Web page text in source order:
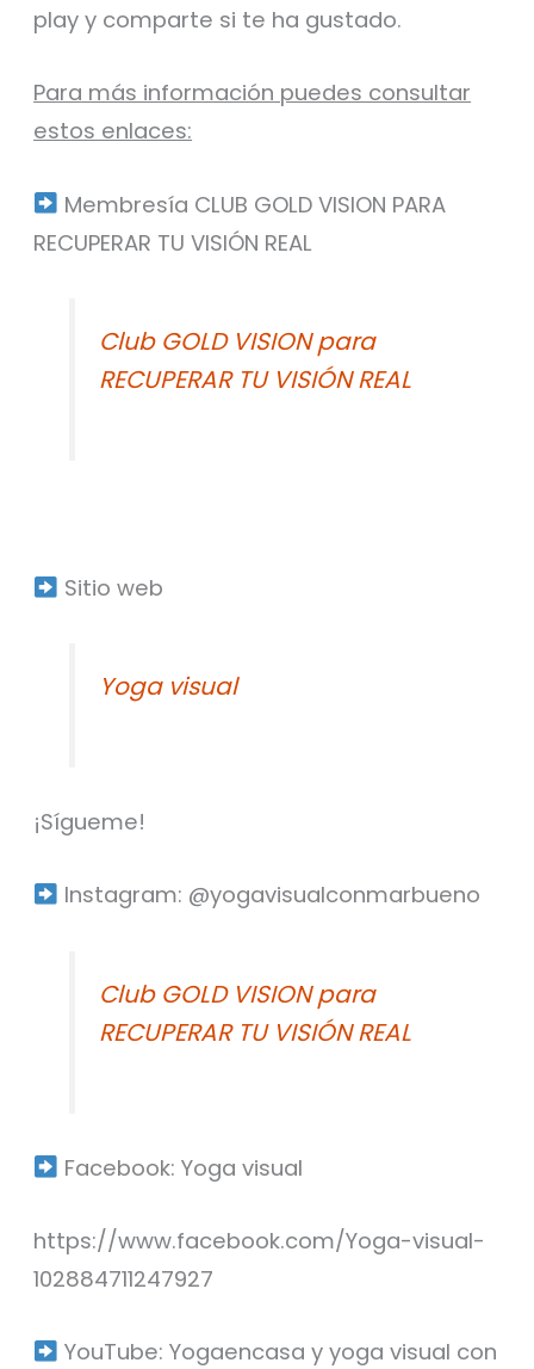
play y comparte si te ha gustado.
Para más información puedes consultar
estos enlaces:
Membresía CLUB GOLD VISION PARA
RECUPERAR TU VISIÓN REAL⁣
Club GOLD VISION para
RECUPERAR TU VISIÓN REAL
Sitio web⁣
Yoga visual
¡Sígueme!⁣
Instagram: @yogavisualconmarbueno⁣
Club GOLD VISION para
RECUPERAR TU VISIÓN REAL
Facebook: Yoga visual⁣
https://www.facebook.com/Yoga-visual-
102884711247927
YouTube: Yogaencasa y yoga visual con